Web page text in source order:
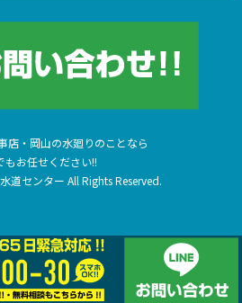
店・岡山の水廻りのことなら
もお任せください!!
道センター All Rights Reserved.